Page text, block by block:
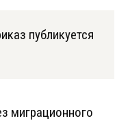
публикуется
миграционного